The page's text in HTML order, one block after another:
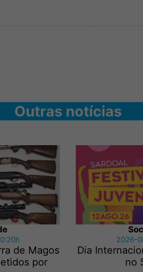
Outras notícias
de Magos
por
2026-
Dia
no